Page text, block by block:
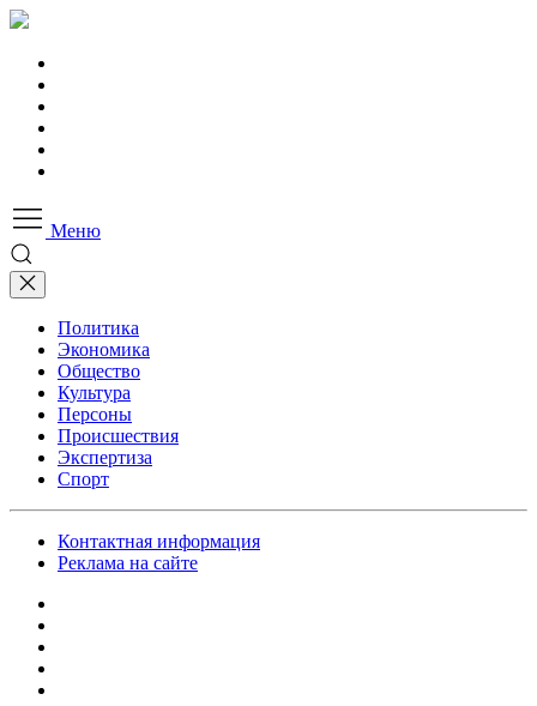
Меню
Политика
Экономика
Общество
Культура
Персоны
Происшествия
Экспертиза
Спорт
Контактная информация
Реклама на сайте